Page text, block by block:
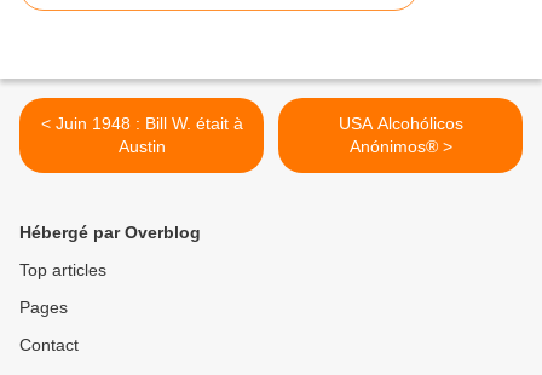
< Juin 1948 : Bill W. était à
Austin
USA Alcohólicos
Anónimos® >
Hébergé par Overblog
Top articles
Pages
Contact